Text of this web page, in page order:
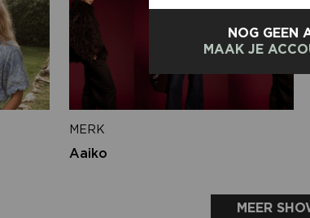
NOG GEEN
MAAK JE
MERK
Aaiko
MEER